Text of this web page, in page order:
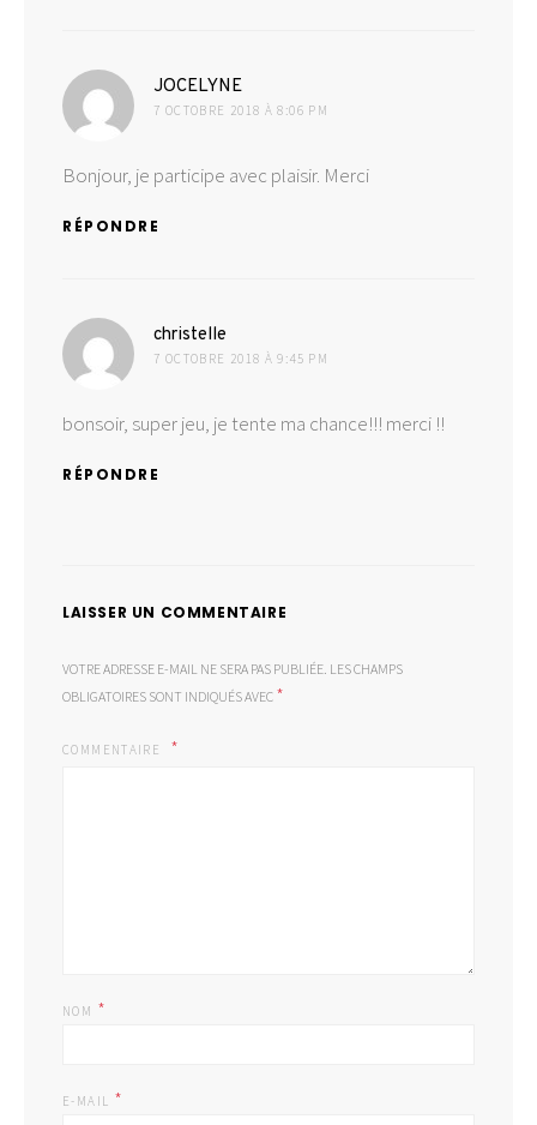
JOCELYNE
7 OCTOBRE 2018 À 8:06 PM
Bonjour, je participe avec plaisir. Merci
RÉPONDRE
christelle
7 OCTOBRE 2018 À 9:45 PM
bonsoir, super jeu, je tente ma chance!!! merci !!
RÉPONDRE
LAISSER UN COMMENTAIRE
VOTRE ADRESSE E-MAIL NE SERA PAS PUBLIÉE. LES CHAMPS
OBLIGATOIRES SONT INDIQUÉS AVEC *
COMMENTAIRE
NOM *
E-MAIL *